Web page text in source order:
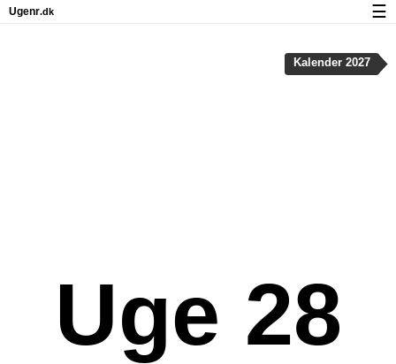
Uge 28
Kalender 2027
Ugenr.dk ☰